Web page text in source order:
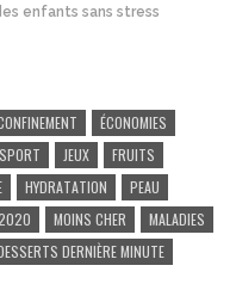
enfants sans stress
ÉCONOMIES
SPORT JEUX
FRUITS
HYDRATATION
PEAU
MOINS CHER
MALADIES
DERNIÈRE MINUTE